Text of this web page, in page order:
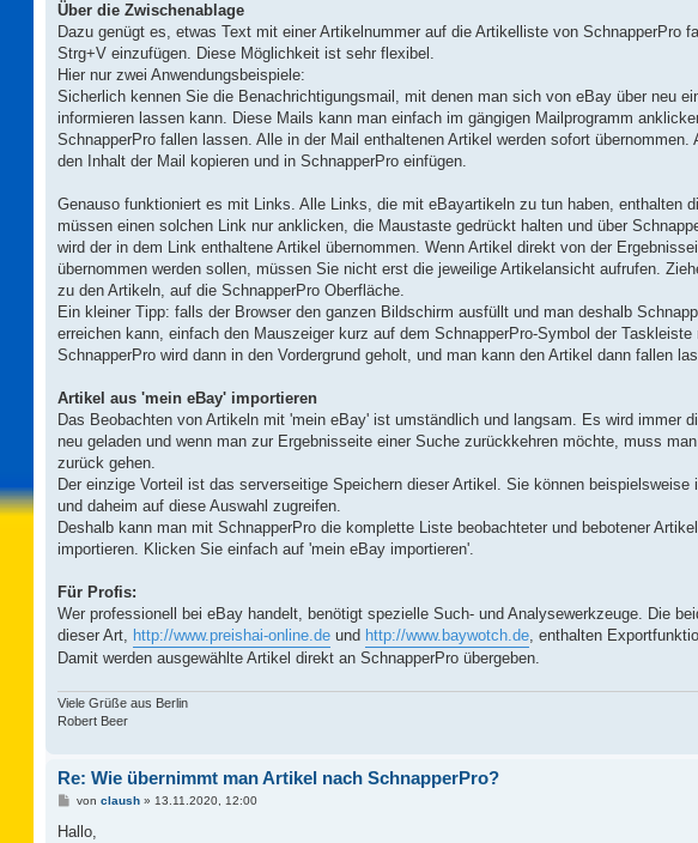
Über die Zwischenablage
Dazu genügt es, etwas Text mit einer Artikelnummer auf die Artikelliste von SchnapperPro
Strg+V einzufügen. Diese Möglichkeit ist sehr flexibel.
Hier nur zwei Anwendungsbeispiele:
Sicherlich kennen Sie die Benachrichtigungsmail, mit denen man sich von eBay über neu
informieren lassen kann. Diese Mails kann man einfach im gängigen Mailprogramm
SchnapperPro fallen lassen. Alle in der Mail enthaltenen Artikel werden sofort übernommen.
den Inhalt der Mail kopieren und in SchnapperPro einfügen.
Genauso funktioniert es mit Links. Alle Links, die mit eBayartikeln zu tun haben, enthalten
müssen einen solchen Link nur anklicken, die Maustaste gedrückt halten und über
wird der in dem Link enthaltene Artikel übernommen. Wenn Artikel direkt von der
übernommen werden sollen, müssen Sie nicht erst die jeweilige Artikelansicht aufrufen.
zu den Artikeln, auf die SchnapperPro Oberfläche.
Ein kleiner Tipp: falls der Browser den ganzen Bildschirm ausfüllt und man deshalb
erreichen kann, einfach den Mauszeiger kurz auf dem SchnapperPro-Symbol der Taskleiste
SchnapperPro wird dann in den Vordergrund geholt, und man kann den Artikel dann fallen
Artikel aus 'mein eBay' importieren
Das Beobachten von Artikeln mit 'mein eBay' ist umständlich und langsam. Es wird immer
neu geladen und wenn man zur Ergebnisseite einer Suche zurückkehren möchte, muss
zurück gehen.
Der einzige Vorteil ist das serverseitige Speichern dieser Artikel. Sie können beispielsweise
und daheim auf diese Auswahl zugreifen.
Deshalb kann man mit SchnapperPro die komplette Liste beobachteter und bebotener
importieren. Klicken Sie einfach auf 'mein eBay importieren'.
Für Profis:
Wer professionell bei eBay handelt, benötigt spezielle Such- und Analysewerkzeuge. Die
dieser Art, http://www.preishai-online.de und http://www.baywotch.de, enthalten
Damit werden ausgewählte Artikel direkt an SchnapperPro übergeben.
Viele Grüße aus Berlin
Robert Beer
Re: Wie übernimmt man Artikel nach SchnapperPro?
B
i
von claush» 13.11.2020, 12:00
Hallo,